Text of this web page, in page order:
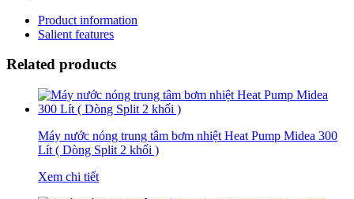
Product information
Salient features
Related products
Máy nước nóng trung tâm bơm nhiệt Heat Pump Midea 300
Lít ( Dòng Split 2 khối )
Xem chi tiết